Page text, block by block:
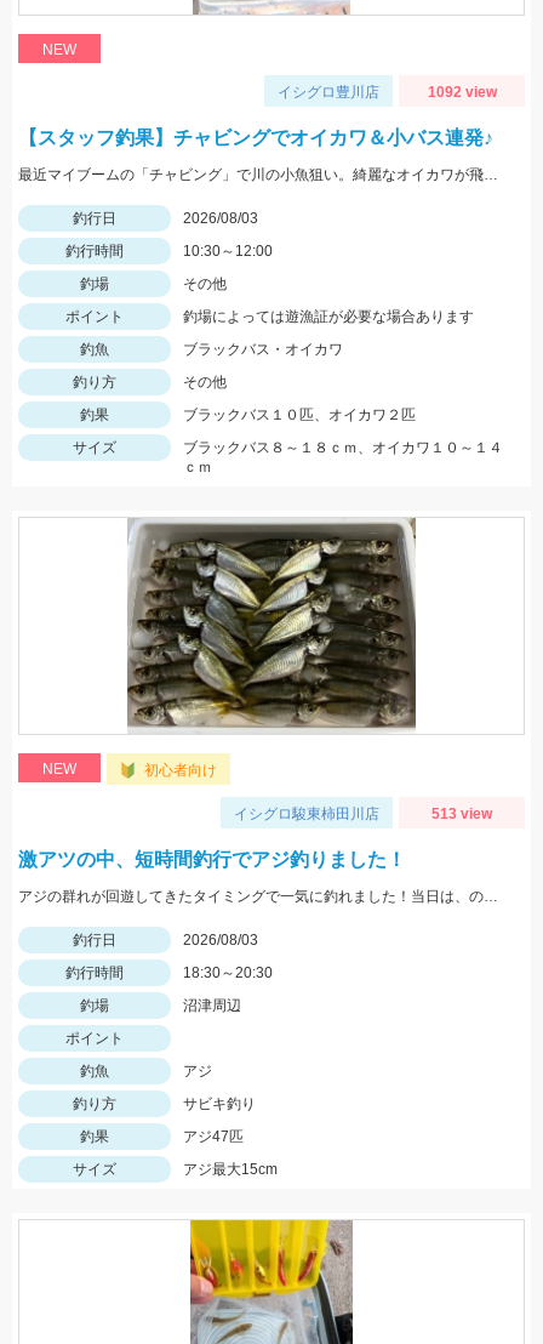
NEW
イシグロ豊川店 1092 view
【スタッフ釣果】チャビングでオイカワ＆小バス連発♪
最近マイブームの「チャビング」で川の小魚狙い。綺麗なオイカワが飛び出しました♪途中からはブラックバスの子供がスプーンやスピナーに連続ヒットしてきました。
釣行日
2026/08/03
釣行時間
10:30～12:00
釣場
その他
ポイント
釣場によっては遊漁証が必要な場合あります
釣魚
ブラックバス・オイカワ
釣り方
その他
釣果
ブラックバス１０匹、オイカワ２匹
サイズ
ブラックバス８～１８ｃｍ、オイカワ１０～１４
ｃｍ
NEW 初心者向け
イシグロ駿東柿田川店 513 view
激アツの中、短時間釣行でアジ釣りました！
アジの群れが回遊してきたタイミングで一気に釣れました！当日は、のべ竿と豆アジマッチ・スピード餌つけ器仕掛・生アミエビなどを使用しました。
釣行日
2026/08/03
釣行時間
18:30～20:30
釣場
沼津周辺
ポイント
釣魚
アジ
釣り方
サビキ釣り
釣果
アジ47匹
サイズ
アジ最大15cm